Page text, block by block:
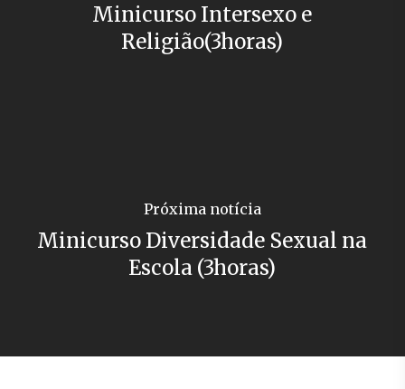
Minicurso Intersexo e
Religião(3horas)
Próxima notícia
Minicurso Diversidade Sexual na
Escola (3horas)